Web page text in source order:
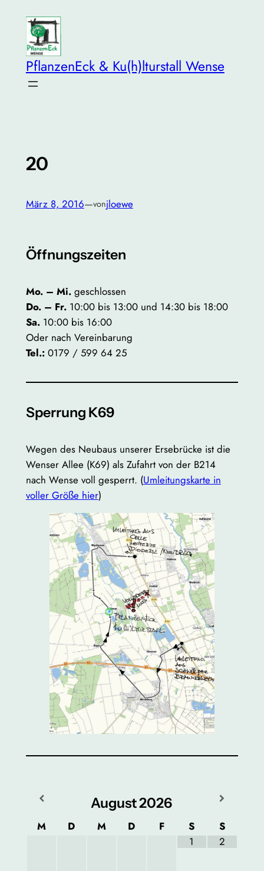
springen
PflanzenEck & Ku(h)lturstall Wense
20
März 8, 2016—vonjloewe
Öffnungszeiten
Mo. – Mi.geschlossen
Do. – Fr. 10:00 bis 13:00 und 14:30 bis 18:00
Sa.10:00 bis 16:00
Oder nach Vereinbarung
Tel.:0179 / 599 64 25
Sperrung K69
Wegen des Neubaus unserer Ersebrücke ist die
Wenser Allee (K69) als Zufahrt von der B214
nach Wense voll gesperrt. (Umleitungskarte in
voller Größe hier)
August2026
M D M D F S
S
1
2